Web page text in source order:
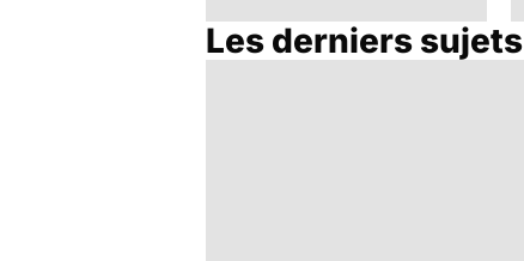
Cancer : l'espoir des
Les derniers sujets